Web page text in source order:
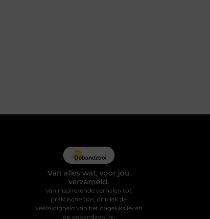
Van alles wat, voor jou
verzameld.
Van inspirerende verhalen tot
praktische tips, ontdek de
veelzijdigheid van het dagelijks leven
op debandzooi.nl.